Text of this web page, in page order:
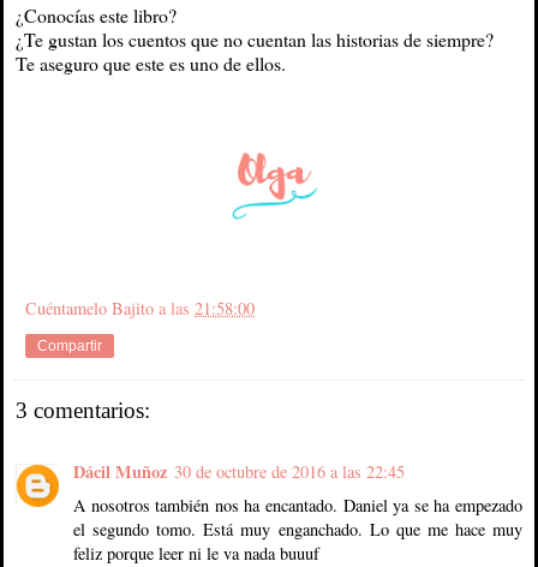
¿Conocías este libro?
¿Te gustan los cuentos que no cuentan las historias de siempre?
Te aseguro que este es uno de ellos.
Cuéntamelo Bajito a las 21:58:00
Compartir
3 comentarios:
Dácil Muñoz 30 de octubre de 2016 a las 22:45
A nosotros también nos ha encantado. Daniel ya se ha empezado
el segundo tomo. Está muy enganchado. Lo que me hace muy
feliz porque leer ni le va nada buuuf